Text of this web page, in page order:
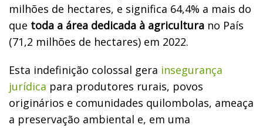
milhões de hectares, e significa 64,4% a mais do
que toda a área dedicada à agricultura no País
(71,2 milhões de hectares) em 2022.
Esta indefinição colossal gera insegurança
jurídica para produtores rurais, povos
originários e comunidades quilombolas, ameaça
a preservação ambiental e, em uma